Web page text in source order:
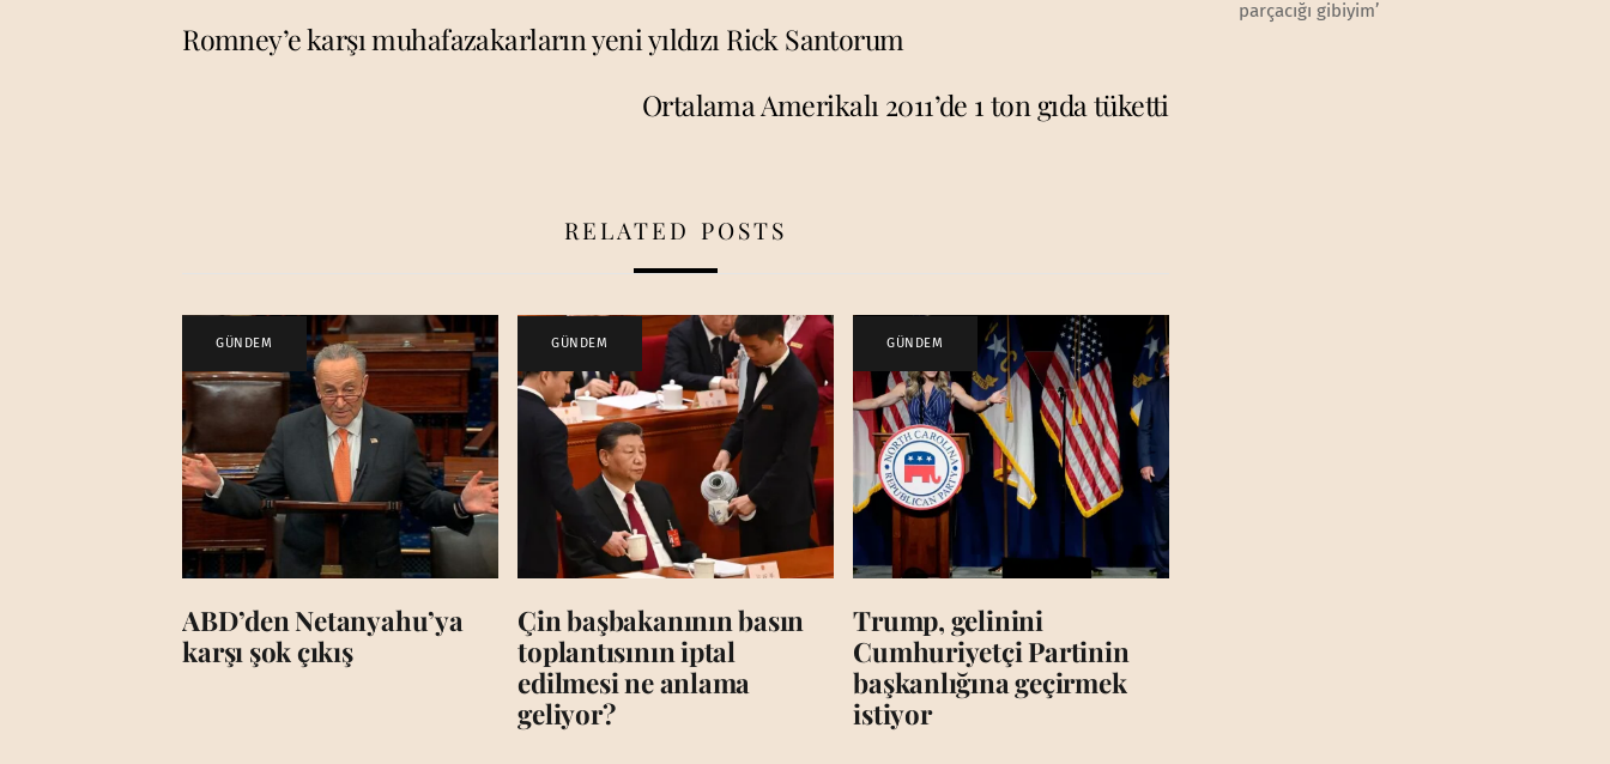
Romney’e karşı muhafazakarların yeni yıldızı Rick Santorum
Ortalama Amerikalı 2011’de 1 ton gıda tüketti
RELATED POSTS
GÜNDEM
ABD’den Netanyahu’ya
karşı şok çıkış
GÜNDEM
Çin başbakanının basın
toplantısının iptal
edilmesi ne anlama
geliyor?
GÜNDEM
Trump, gelinini
Cumhuriyetçi Partinin
başkanlığına geçirmek
istiyor
parçacığı gibiyim’